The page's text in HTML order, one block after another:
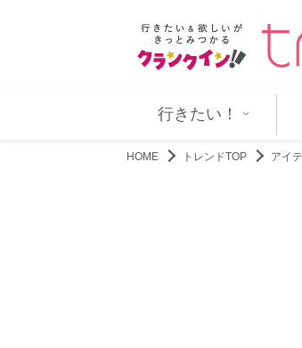
吉川愛×奥田
行きたい！
HOME トレンドTOP アイ